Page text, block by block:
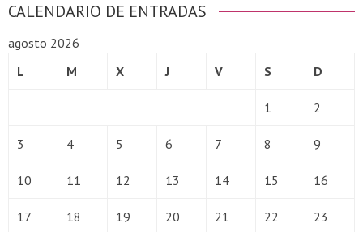
CALENDARIO DE ENTRADAS
agosto 2026
L
M X J V S D
1 2
3 4 5 6 7 8 9
10 11 12 13 14 15 16
17 18 19 20 21 22 23